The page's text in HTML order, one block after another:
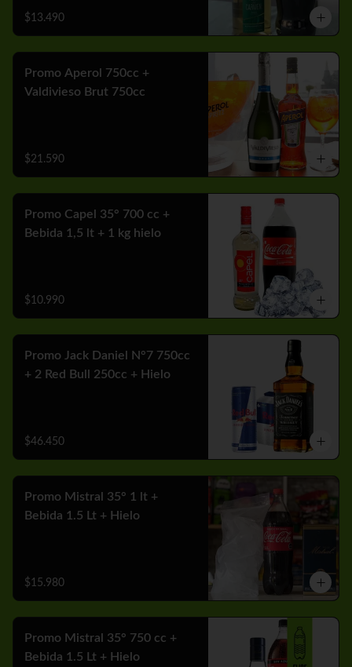
$13.490
Promo Aperol 750cc +
Valdivieso Brut 750cc
$21.590
Promo Capel 35° 700 cc +
Bebida 1,5 lt + 1 kg hielo
$10.990
Promo Jack Daniel N°7 750cc
+ 2 Red Bull 250cc + Hielo
$46.450
Promo Mistral 35° 1 lt +
Bebida 1.5 Lt + Hielo
$15.980
Promo Mistral 35° 750 cc +
Bebida 1.5 Lt + Hielo